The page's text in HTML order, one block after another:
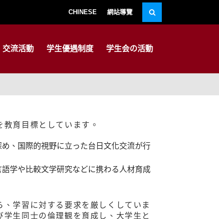
CHINESE 網站導覽
交流活動 学生優遇制度 学生会の活動
育目標としています。
、国際的視野に立った台日文化交流が行
学や比較文学研究などに携わる人材育成
学習に対する要求を厳しくしていま
生同士の倫理観を育成し、大学生と